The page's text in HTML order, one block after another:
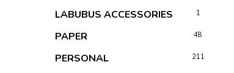
LABUBUS ACCESSORIES 1
PAPER 48
PERSONAL 211